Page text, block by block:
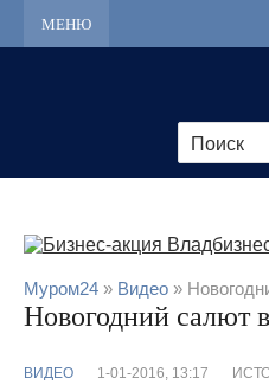
МЕНЮ
Муром24 » Видео »
Новогодний салют
ВИДЕО 1-01-2016, 13:17